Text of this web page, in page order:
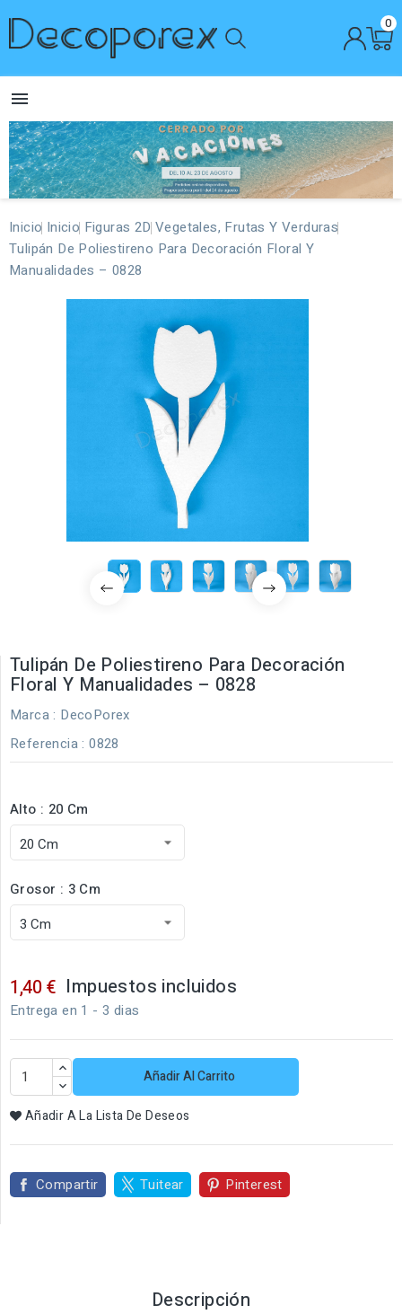
0

Inicio Inicio Figuras 2D Vegetales, Frutas Y Verduras
Tulipán De Poliestireno Para Decoración Floral Y
Manualidades – 0828
Tulipán De Poliestireno Para Decoración
Floral Y Manualidades – 0828
Marca : DecoPorex
Referencia : 0828
Alto : 20 Cm
Grosor : 3 Cm
1,40 € Impuestos incluidos
Entrega en 1 - 3 dias
Añadir Al Carrito
Añadir A La Lista De Deseos
Compartir Tuitear Pinterest
Descripción